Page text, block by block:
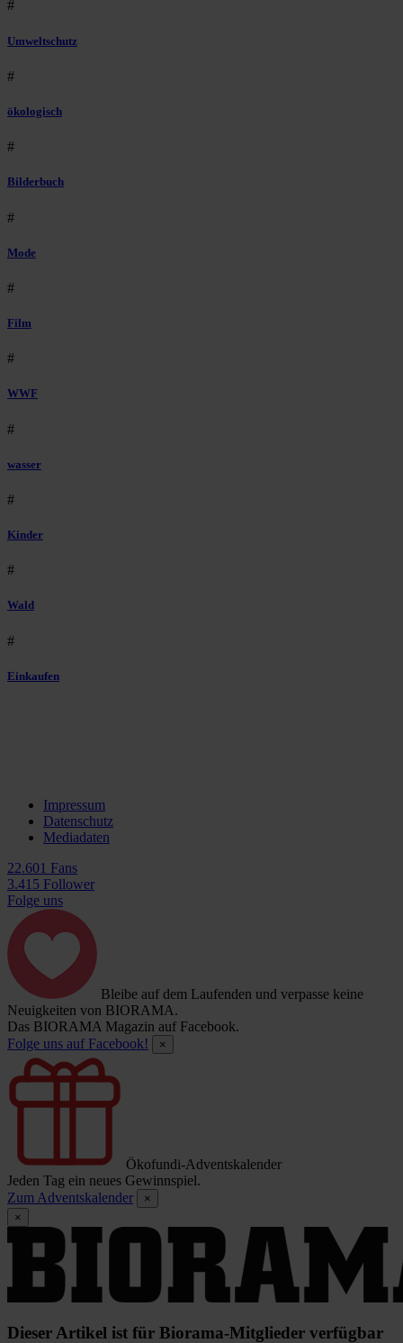
#
Umweltschutz
#
ökologisch
#
Bilderbuch
#
Mode
#
Film
#
WWF
#
wasser
#
Kinder
#
Wald
#
Einkaufen
Impressum
Datenschutz
Mediadaten
22.601 Fans
3.415 Follower
Folge uns
Bleibe auf dem Laufenden und verpasse keine
Neuigkeiten von BIORAMA.
Das BIORAMA Magazin auf Facebook.
Folge uns auf Facebook!
×
Ökofundi-Adventskalender
Jeden Tag ein neues Gewinnspiel.
Zum Adventskalender
×
×
Dieser Artikel ist für Biorama-Mitglieder verfügbar